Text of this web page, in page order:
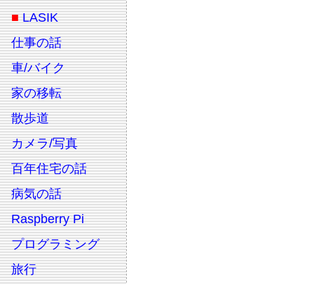
■ LASIK
仕事の話
車/バイク
家の移転
散歩道
カメラ/写真
百年住宅の話
病気の話
Raspberry Pi
プログラミング
旅行